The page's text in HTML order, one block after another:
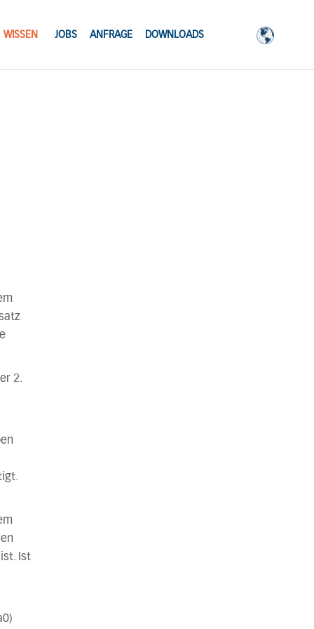
WISSEN JOBS ANFRAGE DOWNLOADS
2.
Ist